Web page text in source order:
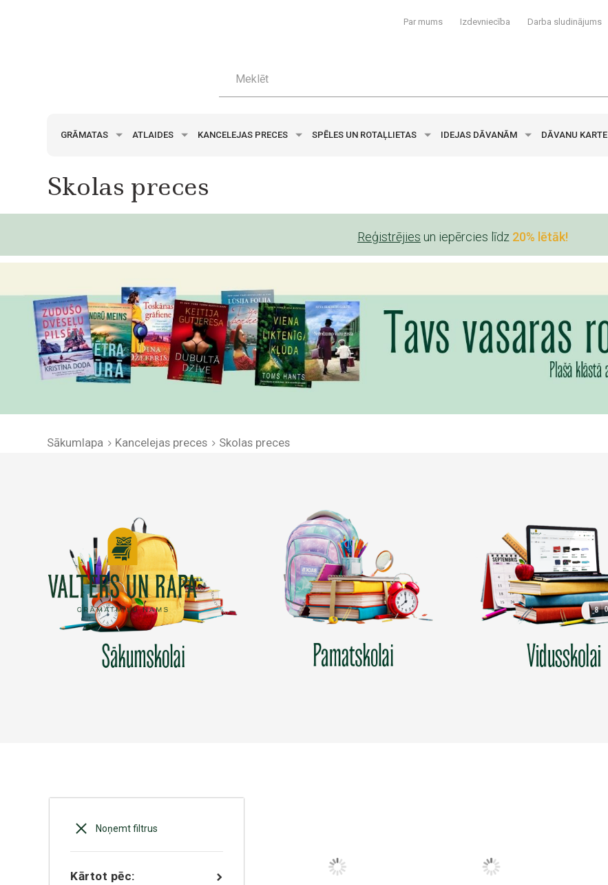
Par mums Izdevniecība Darba sludinājums
GRĀMATAS ATLAIDES KANCELEJAS PRECES SPĒLES UN ROTAĻLIETAS IDEJAS DĀVANĀM DĀVANU KARTE
Skolas preces
Reģistrējies un iepērcies līdz 20% lētāk!
Sākumlapa Kancelejas preces Skolas preces
Noņemt filtrus
Kārtot pēc: